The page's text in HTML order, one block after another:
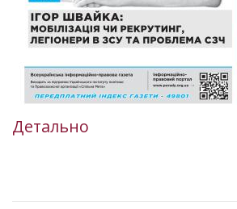
Детально